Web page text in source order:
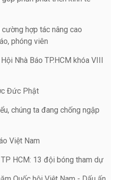
hợp tác nâng cao
phóng viên
Nhà Báo TP.HCM khóa VIII
Đức Phật
chúng ta đang chống ngập
Việt Nam
HCM: 13 đội bóng tham dự